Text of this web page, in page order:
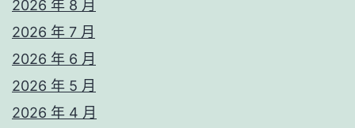
2026 年 8 月
2026 年 7 月
2026 年 6 月
2026 年 5 月
2026 年 4 月